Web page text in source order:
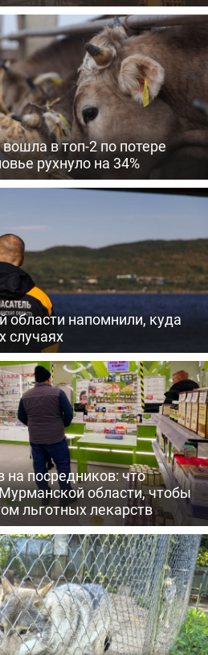
в топ-2 по потере
рухнуло на 34%
напомнили, куда
случаях
посредников: что
области, чтобы
льготных лекарств